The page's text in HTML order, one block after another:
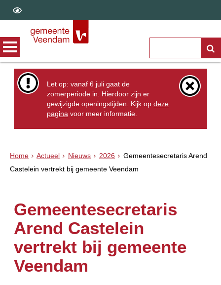
Let op: vanaf 6 juli gaat de
zomerperiode in. Hierdoor zijn er
gewijzigde openingstijden. Kijk opdeze
pagina voor meer informatie.
Home Actueel Nieuws 2026
Gemeentesecretaris Arend
Castelein vertrekt bij gemeente Veendam
Gemeentesecretaris
Arend Castelein
vertrekt bij gemeente
Veendam